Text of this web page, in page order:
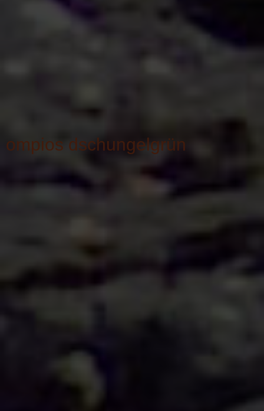
ompios dschungelgrün